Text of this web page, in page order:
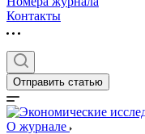
Контакты
Отправить статью
О журнале